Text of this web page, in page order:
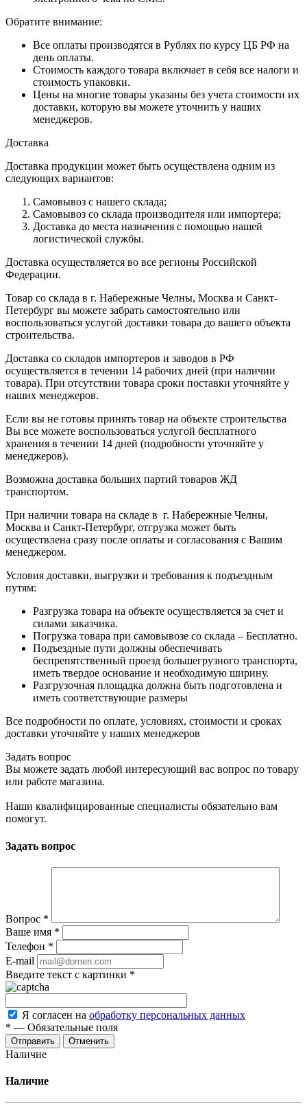
Обратите внимание:
Все оплаты производятся в Рублях по курсу ЦБ РФ на
день оплаты.
Стоимость каждого товара включает в себя все налоги и
стоимость упаковки.
Цены на многие товары указаны без учета стоимости их
доставки, которую вы можете уточнить у наших
менеджеров.
Доставка
Доставка продукции может быть осуществлена одним из
следующих вариантов:
Самовывоз с нашего склада;
Самовывоз со склада производителя или импортера;
Доставка до места назначения с помощью нашей
логистической службы.
Доставка осуществляется во все регионы Российской
Федерации.
Товар со склада в г. Набережные Челны, Москва и Санкт-
Петербург вы можете забрать самостоятельно или
воспользоваться услугой доставки товара до вашего объекта
строительства.
Доставка со складов импортеров и заводов в РФ
осуществляется в течении 14 рабочих дней (при наличии
товара). При отсутствии товара сроки поставки уточняйте у
наших менеджеров.
Если вы не готовы принять товар на объекте строительства
Вы все можете воспользоваться услугой бесплатного
хранения в течении 14 дней (подробности уточняйте у
менеджеров).
Возможна доставка больших партий товаров ЖД
транспортом.
При наличии товара на складе в г. Набережные Челны,
Москва и Санкт-Петербург, отгрузка может быть
осуществлена сразу после оплаты и согласования с Вашим
менеджером.
Условия доставки, выгрузки и требования к подъездным
путям:
Разгрузка товара на объекте осуществляется за счет и
силами заказчика.
Погрузка товара при самовывозе со склада – Бесплатно.
Подъездные пути должны обеспечивать
беспрепятственный проезд большегрузного транспорта,
иметь твердое основание и необходимую ширину.
Разгрузочная площадка должна быть подготовлена и
иметь соответствующие размеры
Все подробности по оплате, условиях, стоимости и сроках
доставки уточняйте у наших менеджеров
Задать вопрос
Вы можете задать любой интересующий вас вопрос по товару
или работе магазина.
Наши квалифицированные специалисты обязательно вам
помогут.
Задать вопрос
Вопрос *
Ваше имя *
Телефон *
E-mail
Введите текст с картинки *
Я согласен на обработку персональных данных
* — Обязательные поля
Отменить
Наличие
Наличие